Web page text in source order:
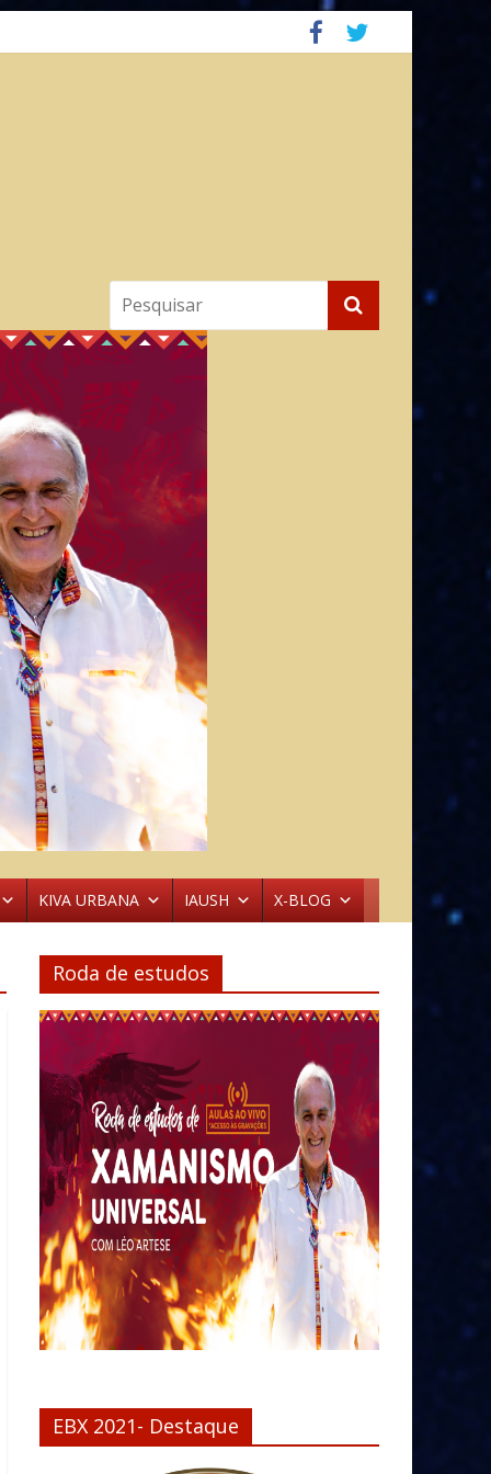
KIVA URBANA IAUSH X-BLOG
Roda de estudos
EBX 2021- Destaque